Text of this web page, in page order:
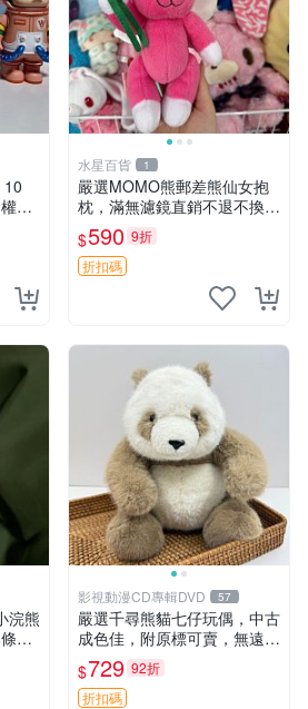
10
威
80
藏
水星百貨 1
嚴選MOMO熊郵差熊仙女抱
枕，滿無濾鏡直銷不退不換
經典造型可愛必備 紅薯啵啵
間抱枕 抱枕 時尚
$590 9折
折扣碼
浣熊
紋
影視動漫CD專輯DVD 57
嚴選千尋熊貓七仔玩偶，中古
成色佳，附原標可賣，無遠方
一手送第二天即達 中古玩偶
熊貓七仔 千尋
$729 92折
折扣碼